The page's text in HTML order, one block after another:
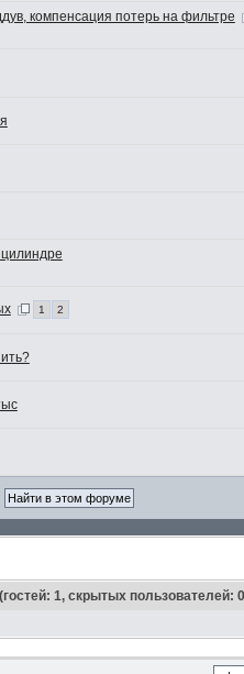
компенсация потерь на фильтре
1 2
1, скрытых пользователей: